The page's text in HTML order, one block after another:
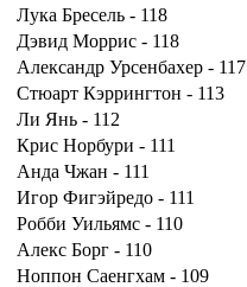
Лука Бресель - 118
Дэвид Моррис - 118
Александр Урсенбахер - 117
Стюарт Кэррингтон - 113
Ли Янь - 112
Крис Норбури - 111
Анда Чжан - 111
Игор Фигэйредо - 111
Робби Уильямс - 110
Алекс Борг - 110
Ноппон Саенгхам - 109